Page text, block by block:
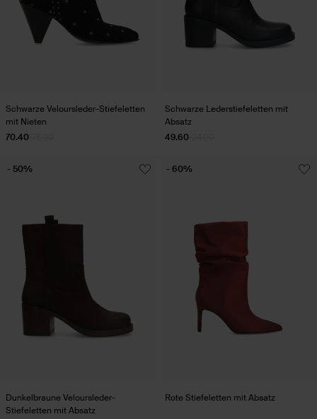
Schwarze Veloursleder-Stiefeletten
mit Nieten
70.40
Schwarze Lederstiefeletten mit
Absatz
49.60
Dunkelbraune Veloursleder-
Stiefeletten mit Absatz
- 50%
Rote Stiefeletten mit Absatz
- 60%